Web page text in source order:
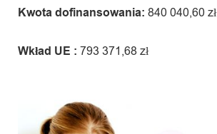
Kwota dofinansowania: 840 040,60 zł
Wkład UE : 793 371,68 zł